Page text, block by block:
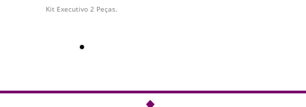
Kit Executivo 2 Peças.